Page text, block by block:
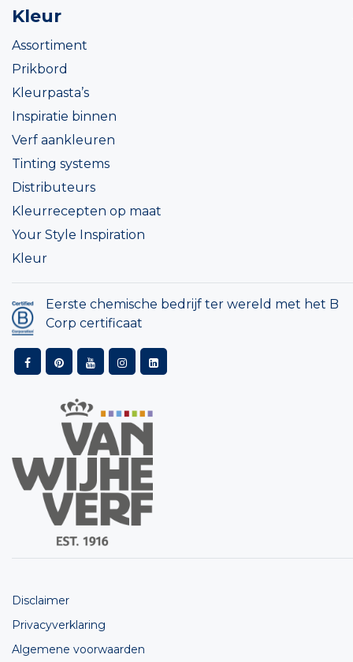
Kleur
Assortiment
Prikbord
Kleurpasta’s
Inspiratie binnen
Verf aankleuren
Tinting systems
Distributeurs
Kleurrecepten op maat
Your Style Inspiration
Kleur
Eerste chemische bedrijf ter wereld met het B
Corp certificaat
Disclaimer
Privacyverklaring
Algemene voorwaarden